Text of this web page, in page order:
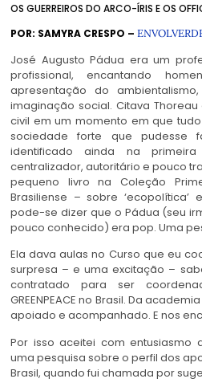
OS GUERREIROS DO ARCO-ÍRIS E OS
POR: SAMYRA CRESPO –
José Augusto Pádua era um
profissional, encantando
apresentação do
imaginação social. Citava
civil em um momento em que
sociedade forte que pudesse
identificado ainda na
centralizador, autoritário e pouco
pequeno livro na Coleção
Brasiliense – sobre
pode-se dizer que o Pádua (seu
pouco conhecido) era pop. Uma
Ela dava aulas no Curso que eu
surpresa – e uma excitação –
contratado para ser
GREENPEACE no Brasil. Da
apoiado e acompanhado. E nos
Por isso aceitei com entusiasmo
uma pesquisa sobre o perfil dos
Brasil, quando fui chamada por